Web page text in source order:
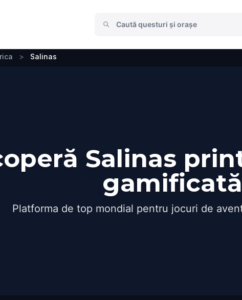
> Salinas
Salinas
gamificată
Platforma de top mondial pentru jocuri de